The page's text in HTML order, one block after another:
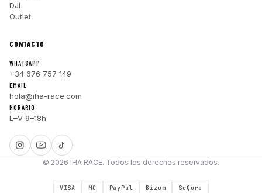
DJI
Outlet
CONTACTO
WHATSAPP
+34 676 757 149
EMAIL
hola@iha-race.com
HORARIO
L–V 9–18h
© 2026 IHA RACE. Todos los derechos reservados.
VISA MC PayPal Bizum SeQura